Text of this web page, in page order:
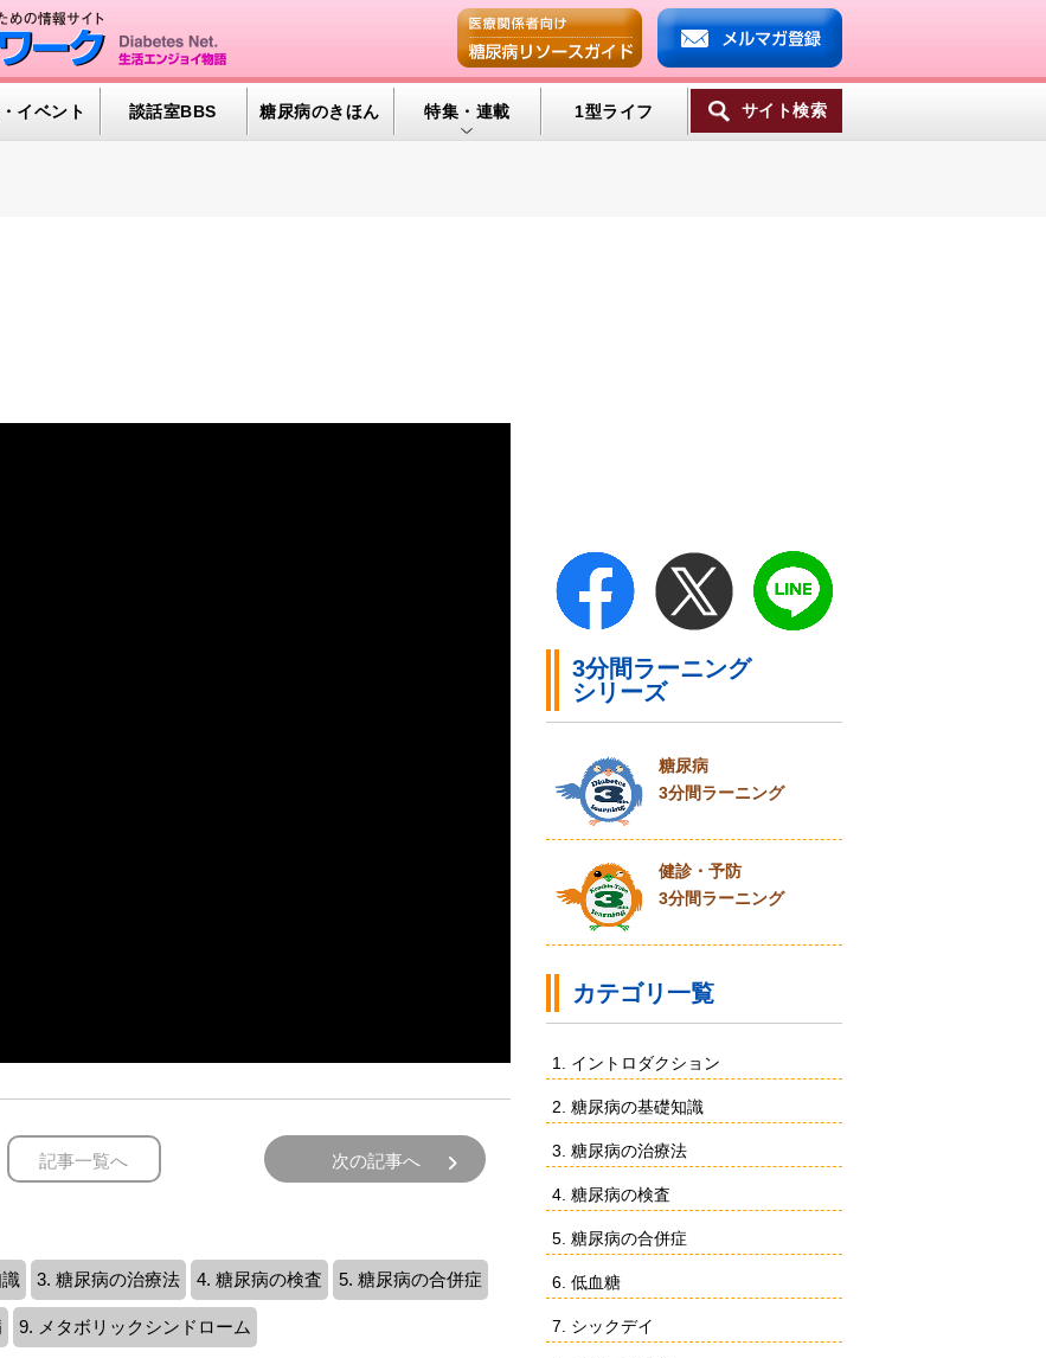
イベント 談話室BBS 糖尿病のきほん 特集・連載 1型ライフ サイト検索
記事一覧へ 次の記事へ
3. 糖尿病の治療法 4. 糖尿病の検査 5. 糖尿病の合併症
9. メタボリックシンドローム
3分間ラーニング
シリーズ
糖尿病
3分間ラーニング
健診・予防
3分間ラーニング
カテゴリ一覧
1. イントロダクション
2. 糖尿病の基礎知識
3. 糖尿病の治療法
4. 糖尿病の検査
5. 糖尿病の合併症
6. 低血糖
7. シックデイ